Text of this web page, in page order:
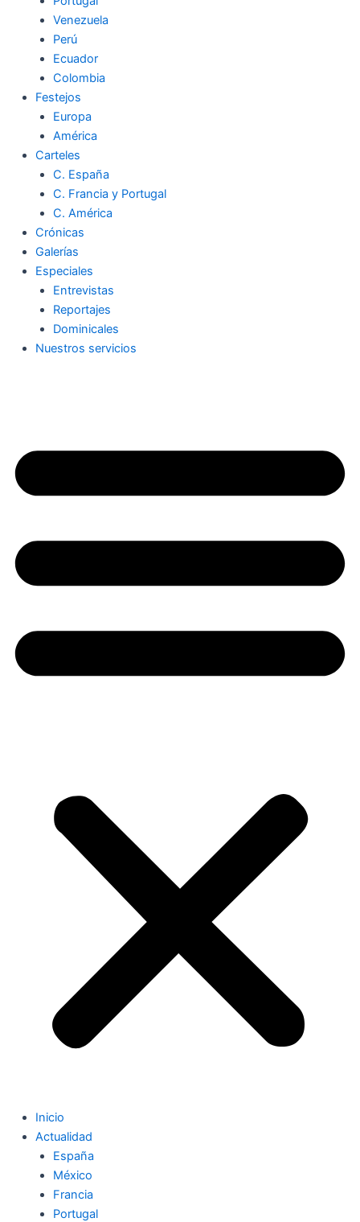
Venezuela
Perú
Ecuador
Colombia
Festejos
Europa
América
Carteles
C. España
C. Francia y Portugal
C. América
Crónicas
Galerías
Especiales
Entrevistas
Reportajes
Dominicales
Nuestros servicios
Inicio
Actualidad
España
México
Francia
Portugal